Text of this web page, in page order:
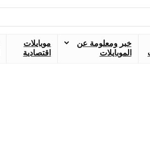
خبر ومعلومة عن
الموبايلات
موبايلات
اقتصادية